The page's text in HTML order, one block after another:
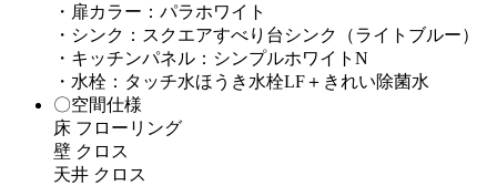
・扉カラー：パラホワイト
・シンク：スクエアすべり台シンク（ライトブルー）
・キッチンパネル：シンプルホワイトN
・水栓：タッチ水ほうき水栓LF＋きれい除菌水
〇空間仕様
床 フローリング
壁 クロス
天井 クロス